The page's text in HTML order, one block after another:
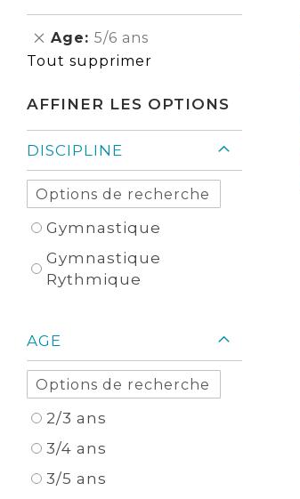
Age 5/6 ans
Supprimer
cet
Tout supprimer
AFFINER LES OPTIONS
DISCIPLINE
Gymnastique
Gymnastique
Rythmique
AGE
2/3 ans
3/4 ans
3/5 ans